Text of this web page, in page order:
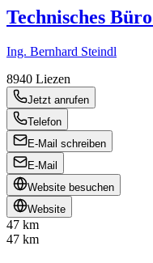
Technisches
Ing. Bernhard Steindl
8940 Liezen
Jetzt anrufen
Telefon
E-Mail schreiben
E-Mail
Website besuchen
Website
47 km
47 km